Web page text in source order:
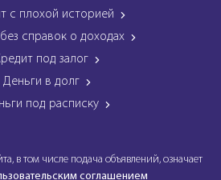
с плохой историей
справок о доходах
под залог
Деньги в долг
под расписку
в том числе подача объявлений, означает
соглашением